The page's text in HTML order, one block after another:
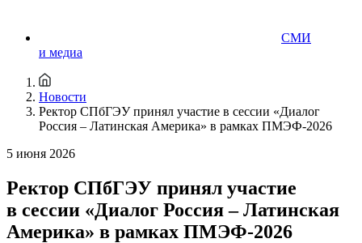
СМИ
и медиа
Новости
Ректор СПбГЭУ принял участие в сессии «Диалог
Россия – Латинская Америка» в рамках ПМЭФ-2026
5 июня 2026
Ректор СПбГЭУ принял участие
в сессии «Диалог Россия – Латинская
Америка» в рамках ПМЭФ-2026